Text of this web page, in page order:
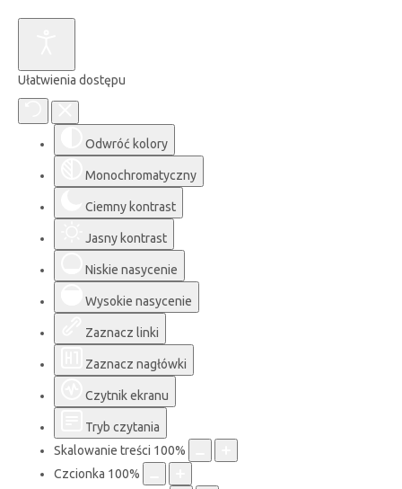
Ułatwienia dostępu
Odwróć kolory
Monochromatyczny
Ciemny kontrast
Jasny kontrast
Niskie nasycenie
Wysokie nasycenie
Zaznacz linki
Zaznacz nagłówki
Czytnik ekranu
Tryb czytania
Skalowanie treści 100%
Czcionka 100%